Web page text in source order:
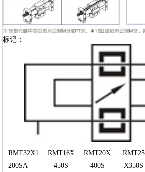
标记：
RMT32X1
200SA
RMT16X
450S
RMT20X
400S
RMT25
X350S